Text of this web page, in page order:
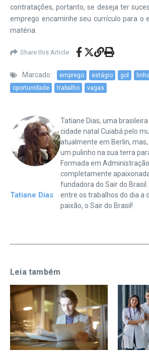
contratações, portanto, se deseja ter
emprego encaminhe seu currículo para o
matéria.
Share this Article
Marcado: emprego estágio gol
oportunidade
trabalho vagas
Tatiane Dias
Tatiane Dias, uma
cidade natal Cuiabá pelo
atualmente em Berlin,
um pulinho na sua terra
Formada em
completamente
fundadora do Sair do
entre os trabalhos do dia a
paixão, o Sair do Brasil!
Leia também